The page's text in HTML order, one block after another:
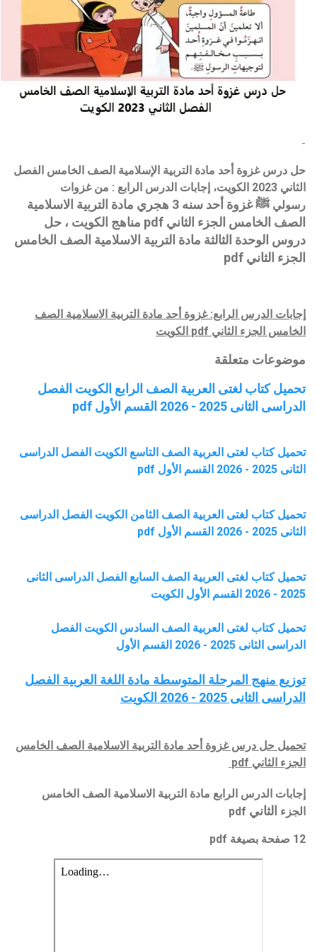
حل درس غزوة أحد مادة التربية الإسلاميةالصف الخامس الفصل
الثاني 2023 الكويت،
إجابات الدرس الرابع : من غزوات
رسوليﷺغزوة أحد سنه 3 هجري مادةالتربية الاسلامية
الصفالخامسالجزء الثانيpdf مناهج الكويت ،
حل
دروس الوحدة الثالثة مادةالتربية الاسلاميةالصفالخامس
الجزء الثانيpdf
إجابات الدرس الرابع: غزوة أحد مادةالتربية الاسلامية الصف
الخامسالجزء الثانيpdf الكويت
موضوعات متعلقة
تحميل كتاب لغتى العربية الصف الرابع الكويت الفصل
الدراسى الثانى 2025 - 2026 القسم الأول pdf
تحميل كتاب لغتى العربية الصف التاسع الكويت الفصل الدراسى
الثانى 2025 - 2026 القسم الأول pdf
تحميل كتاب لغتى العربية الصف الثامن الكويت الفصل الدراسى
الثانى 2025 - 2026 القسم الأول pdf
تحميل كتاب لغتى العربية الصف السابع الفصل الدراسى الثانى
2025 - 2026 القسم الأول الكويت
تحميل كتاب لغتى العربية الصف السادس الكويت الفصل
الدراسى الثانى 2025 - 2026 القسم الأول
توزيع منهج المرحلة المتوسطة مادة اللغة العربية الفصل
الدراسى الثانى 2025 - 2026 الكويت
تحميل حل درس غزوة أحد مادةالتربية الاسلاميةالصف الخامس
الجزء الثانيpdf
إجابات الدرس الرابع مادة التربية الاسلاميةالصف الخامس
الجزء الثانيpdf
12 صفحة بصيغة pdf